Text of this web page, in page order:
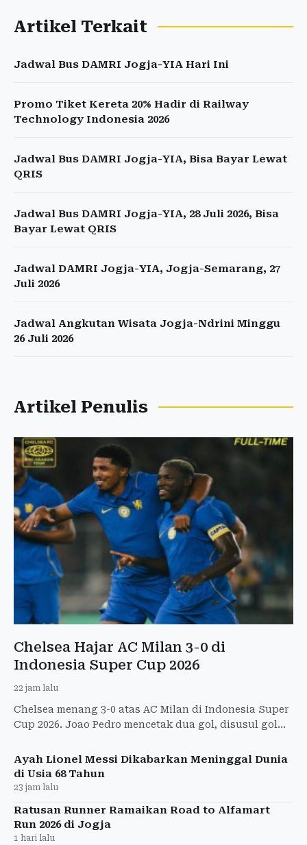
Artikel Terkait
Jadwal Bus DAMRI Jogja-YIA Hari Ini
Promo Tiket Kereta 20% Hadir di Railway
Technology Indonesia 2026
Jadwal Bus DAMRI Jogja-YIA, Bisa Bayar Lewat
QRIS
Jadwal Bus DAMRI Jogja-YIA, 28 Juli 2026, Bisa
Bayar Lewat QRIS
Jadwal DAMRI Jogja-YIA, Jogja-Semarang, 27
Juli 2026
Jadwal Angkutan Wisata Jogja-Ndrini Minggu
26 Juli 2026
Artikel Penulis
Chelsea Hajar AC Milan 3-0 di
Indonesia Super Cup 2026
22 jam lalu
Chelsea menang 3-0 atas AC Milan di Indonesia Super
Cup 2026. Joao Pedro mencetak dua gol, disusul gol
Ayah Lionel Messi Dikabarkan Meninggal Dunia
di Usia 68 Tahun
23 jam lalu
Ratusan Runner Ramaikan Road to Alfamart
Run 2026 di Jogja
1 hari lalu